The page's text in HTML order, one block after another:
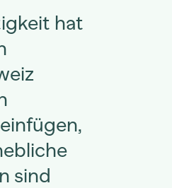
hat
sind